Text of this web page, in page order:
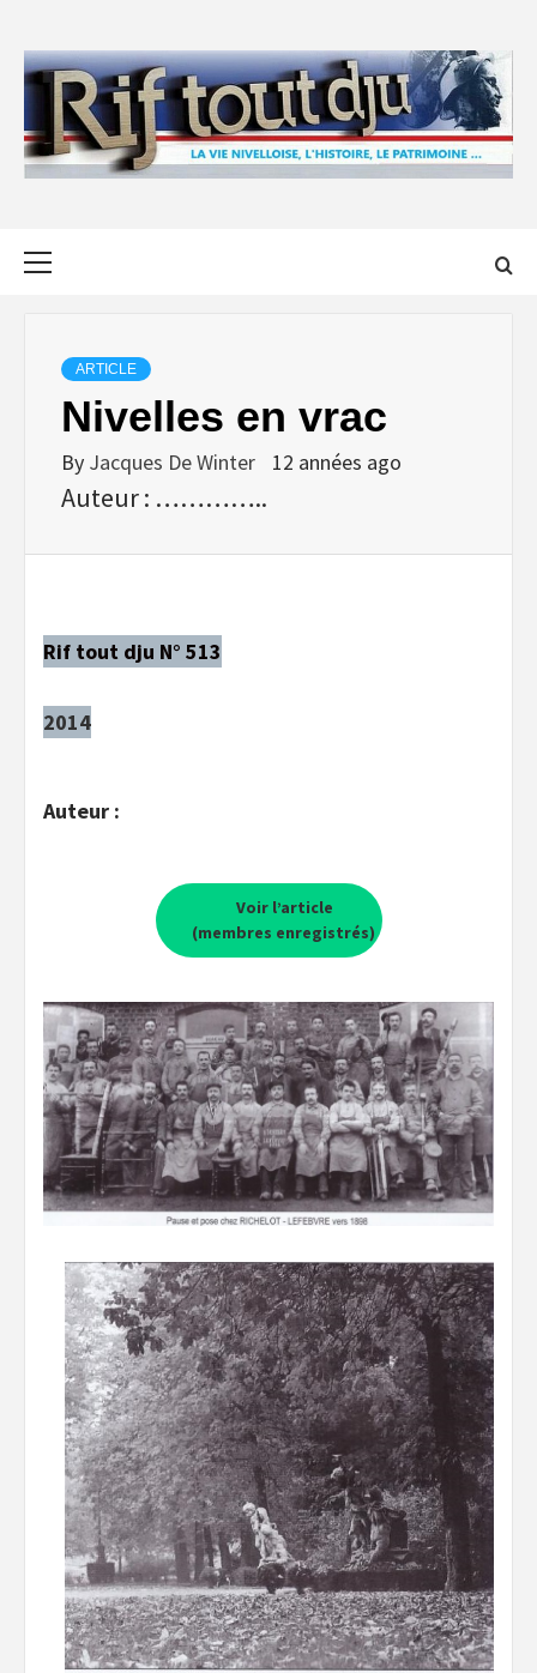
content
ARTICLE
Nivelles en vrac
By Jacques De Winter 12 années ago
Auteur : …………..
Rif tout dju N° 513
2014
Auteur :
Voir l’article
(membres enregistrés)